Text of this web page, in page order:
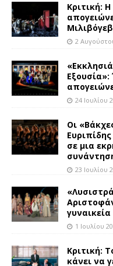
Κριτική:
2
24 Ιουλίου
Οι
σε μια
23 Ιουλίου
1 Ιουλίου
Κριτική:
κάνει να